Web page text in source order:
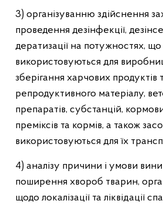
3) організуванню здійснення
проведення дезінфекції,
дератизації на потужностях, що
використовуються для
зберігання харчових продуктів
репродуктивного матеріалу,
препаратів, субстанцій,
преміксів та кормів, а також
використовуються для їх
4) аналізу причини і умови
поширення хвороб тварин,
щодо локалізації та ліквідації